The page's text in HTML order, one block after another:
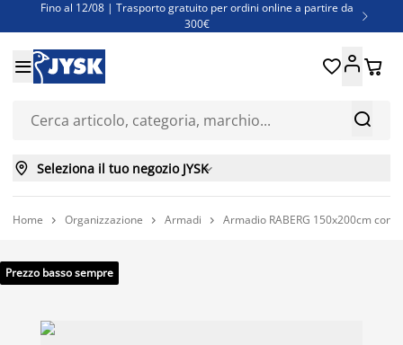
Fino al 12/08 | Trasporto gratuito per ordini online a partire da
300€

Super offerte d'estate | Oltre 1.500 articoli fino al 70%
Finanziamenti - Scegli il piano di rimborso più adatto a te


 
 Seleziona il tuo negozio JYSK
Home  Organizzazione  Armadi  Armadio RABERG 150x200cm con
Prezzo basso sempre